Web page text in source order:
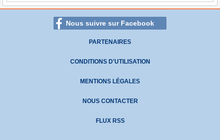
Nous suivre sur Facebook
PARTENAIRES
CONDITIONS D'UTILISATION
MENTIONS LÉGALES
NOUS CONTACTER
FLUX RSS